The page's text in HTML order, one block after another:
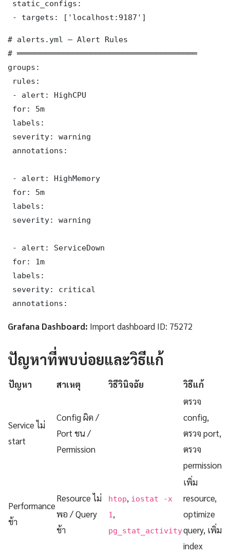
static_configs:
- targets: ['localhost:9187']
# alerts.yml — Alert Rules
# ═══════════════════════════════════════
groups:
rules:
- alert: HighCPU
for: 5m
labels:
severity: warning
annotations:
- alert: HighMemory
for: 5m
labels:
severity: warning
- alert: ServiceDown
for: 1m
labels:
severity: critical
annotations:
Grafana Dashboard: Import dashboard ID: 75272
ปัญหาที่พบบ่อยและวิธีแก้
ปัญหา สาเหตุ วิธีวินิจฉัย วิธีแก้
Service ไม่
start
Config ผิด /
Port ชน /
Permission
ตรวจ
config,
ตรวจ port,
ตรวจ
permission
Performance
ช้า
Resource ไม่
พอ / Query
ช้า
htop, iostat -x
1 ,
pg_stat_activity
เพิ่ม
resource,
optimize
query, เพิ่ม
index